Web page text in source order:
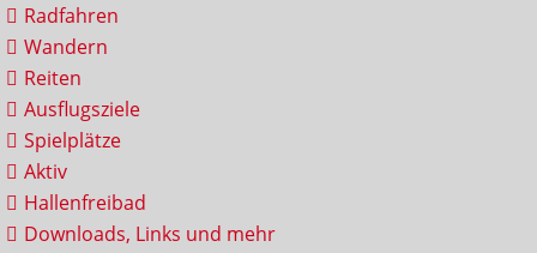
Radfahren
Wandern
Reiten
Ausflugsziele
Spielplätze
Aktiv
Hallenfreibad
Downloads, Links und mehr